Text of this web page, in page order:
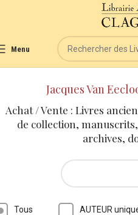
Menu
Jacques Van
Achat / Vente : Livres
de collection,
archives,
Tous AUTEUR